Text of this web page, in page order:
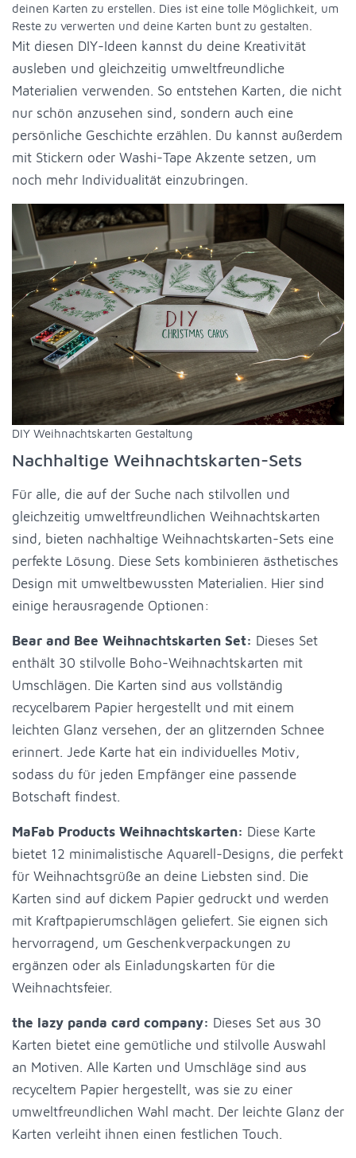
deinen Karten zu erstellen. Dies ist eine tolle Möglichkeit, um
Reste zu verwerten und deine Karten bunt zu gestalten.
Mit diesen DIY-Ideen kannst du deine Kreativität
ausleben und gleichzeitig umweltfreundliche
Materialien verwenden. So entstehen Karten, die nicht
nur schön anzusehen sind, sondern auch eine
persönliche Geschichte erzählen. Du kannst außerdem
mit Stickern oder Washi-Tape Akzente setzen, um
noch mehr Individualität einzubringen.
DIY Weihnachtskarten Gestaltung
Nachhaltige Weihnachtskarten-Sets
Für alle, die auf der Suche nach stilvollen und
gleichzeitig umweltfreundlichen Weihnachtskarten
sind, bieten nachhaltige Weihnachtskarten-Sets eine
perfekte Lösung. Diese Sets kombinieren ästhetisches
Design mit umweltbewussten Materialien. Hier sind
einige herausragende Optionen:
Bear and Bee Weihnachtskarten Set: Dieses Set
enthält 30 stilvolle Boho-Weihnachtskarten mit
Umschlägen. Die Karten sind aus vollständig
recycelbarem Papier hergestellt und mit einem
leichten Glanz versehen, der an glitzernden Schnee
erinnert. Jede Karte hat ein individuelles Motiv,
sodass du für jeden Empfänger eine passende
Botschaft findest.
MaFab Products Weihnachtskarten: Diese Karte
bietet 12 minimalistische Aquarell-Designs, die perfekt
für Weihnachtsgrüße an deine Liebsten sind. Die
Karten sind auf dickem Papier gedruckt und werden
mit Kraftpapierumschlägen geliefert. Sie eignen sich
hervorragend, um Geschenkverpackungen zu
ergänzen oder als Einladungskarten für die
Weihnachtsfeier.
the lazy panda card company: Dieses Set aus 30
Karten bietet eine gemütliche und stilvolle Auswahl
an Motiven. Alle Karten und Umschläge sind aus
recyceltem Papier hergestellt, was sie zu einer
umweltfreundlichen Wahl macht. Der leichte Glanz der
Karten verleiht ihnen einen festlichen Touch.